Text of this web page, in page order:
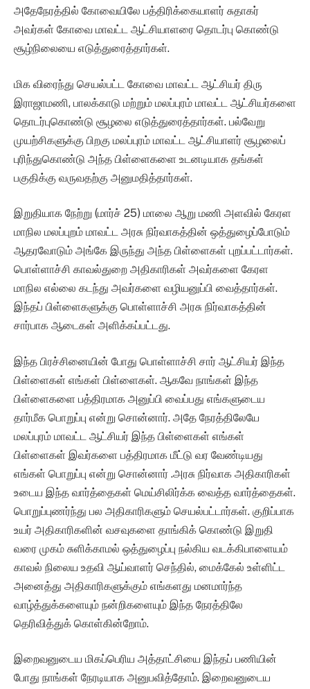
அதேநேரத்தில் கோவையிலே பத்திரிக்கையாளர் சுதாகர்
அவர்கள் கோவை மாவட்ட ஆட்சியாளரை தொடர்பு கொண்டு
சூழ்நிலையை எடுத்துரைத்தார்கள்.
மிக விரைந்து செயல்பட்ட கோவை மாவட்ட ஆட்சியர் திரு
இராஜாமணி, பாலக்காடு மற்றும் மலப்புரம் மாவட்ட ஆட்சியர்களை
தொடர்புகொண்டு சூழலை எடுத்துரைத்தார்கள். பல்வேறு
முயற்சிகளுக்கு பிறகு மலப்புரம் மாவட்ட ஆட்சியாளர் சூழலைப்
புரிந்துகொண்டு அந்த பிள்ளைகளை உடனடியாக தங்கள்
பகுதிக்கு வருவதற்கு அனுமதித்தார்கள்.
இறுதியாக நேற்று (மார்ச் 25) மாலை ஆறு மணி அளவில் கேரள
மாநில மலப்புறம் மாவட்ட அரசு நிர்வாகத்தின் ஒத்துழைப்போடும்
ஆதரவோடும் அங்கே இருந்து அந்த பிள்ளைகள் புறப்பட்டார்கள்.
பொள்ளாச்சி காவல்துறை அதிகாரிகள் அவர்களை கேரள
மாநில எல்லை கடந்து அவர்களை வழியனுப்பி வைத்தார்கள்.
இந்தப் பிள்ளைகளுக்கு பொள்ளாச்சி அரசு நிர்வாகத்தின்
சார்பாக ஆடைகள் அளிக்கப்பட்டது.
இந்த பிரச்சினையின் போது பொள்ளாச்சி சார் ஆட்சியர் இந்த
பிள்ளைகள் எங்கள் பிள்ளைகள். ஆகவே நாங்கள் இந்த
பிள்ளைகளை பத்திரமாக அனுப்பி வைப்பது எங்களுடைய
தார்மீக பொறுப்பு என்று சொன்னார். அதே நேரத்திலேயே
மலப்புரம் மாவட்ட ஆட்சியர் இந்த பிள்ளைகள் எங்கள்
பிள்ளைகள் இவர்களை பத்திரமாக மீட்டு வர வேண்டியது
எங்கள் பொறுப்பு என்று சொன்னார் .அரசு நிர்வாக அதிகாரிகள்
உடைய இந்த வார்த்தைகள் மெய்சிலிர்க்க வைத்த வார்த்தைகள்.
பொறுப்புணர்ந்து பல அதிகாரிகளும் செயல்பட்டார்கள். குறிப்பாக
உயர் அதிகாரிகளின் வசவுகளை தாங்கிக் கொண்டு இறுதி
வரை முகம் சுளிக்காமல் ஒத்துழைப்பு நல்கிய வடக்கிபாளையம்
காவல் நிலைய உதவி ஆய்வாளர் செந்தில், மைக்கேல் உள்ளிட்ட
அனைத்து அதிகாரிகளுக்கும் எங்களது மனமார்ந்த
வாழ்த்துக்களையும் நன்றிகளையும் இந்த நேரத்திலே
தெரிவித்துக் கொள்கின்றோம்.
இறைவனுடைய மிகப்பெரிய அத்தாட்சியை இந்தப் பணியின்
போது நாங்கள் நேரடியாக அனுபவித்தோம். இறைவனுடைய